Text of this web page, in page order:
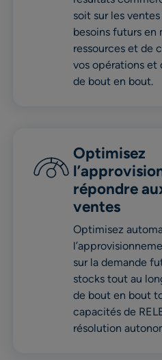
soit sur les
besoins futurs en
ressources et de
vos opérations et
de bout en bout.
Optimisez
répondre
ventes
Optimisez
sur la demande
stocks tout au
de bout en bout
capacités de
résolution